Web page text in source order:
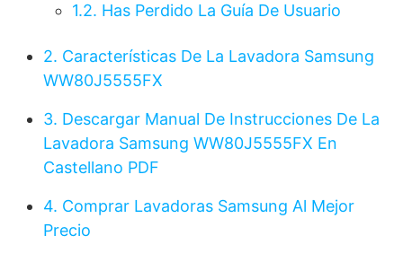
1.2. Has Perdido La Guía De Usuario
2. Características De La Lavadora Samsung
WW80J5555FX
3. Descargar Manual De Instrucciones De La
Lavadora Samsung WW80J5555FX En
Castellano PDF
4. Comprar Lavadoras Samsung Al Mejor
Precio